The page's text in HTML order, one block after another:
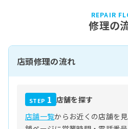
REPAIR
修理の
店頭修理の流れ
STEP 1 店舗を探す
店舗一覧からお近くの店舗を